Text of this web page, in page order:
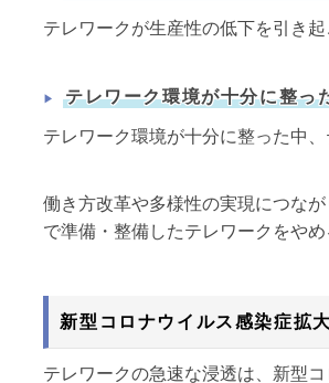
テレワークが生産性の低下を引き
テレワーク環境が十分に整っ
テレワーク環境が十分に整った中
働き方改革や多様性の実現につな
で準備・整備したテレワークをや
新型コロナウイルス感染症拡
テレワークの急速な浸透は、新型